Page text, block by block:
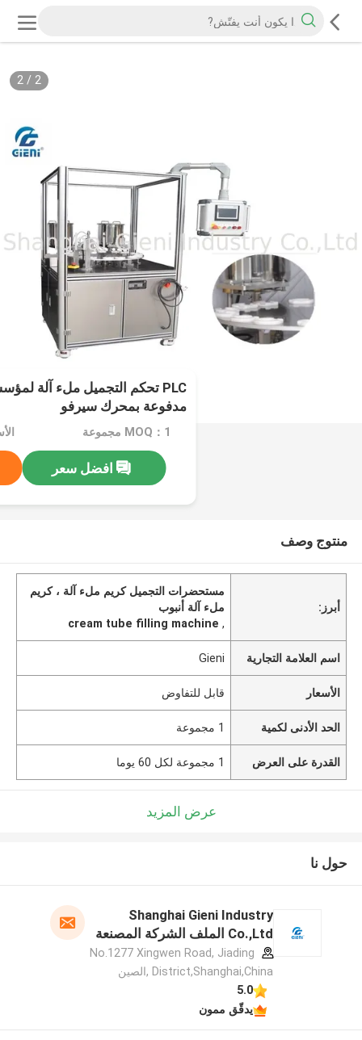
2
/
2
مدفوعة بمحرك سيرفو
MOQ：1 مجموعة
افضل سعر
منتوج وصف
أبرز:
مستحضرات التجميل كريم ملء آلة ، كريم
ملء آلة أنبوب
,
cream tube filling machine
اسم العلامة التجارية Gieni
الأسعار قابل للتفاوض
الحد الأدنى لكمية 1 مجموعة
القدرة على العرض 1 مجموعة لكل 60 يوما
عرض المزيد
حول نا
Shanghai Gieni Industry
Co.,Ltd الملف الشركة المصنعة
No.1277 Xingwen Road, Jiading
District,Shanghai,China ,الصين
5.0
يدقّق ممون